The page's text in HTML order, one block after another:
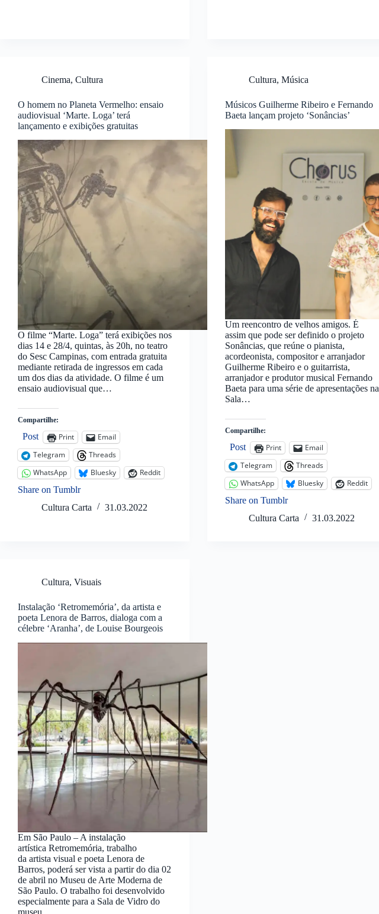
Cinema, Cultura
O homem no Planeta Vermelho: ensaio
audiovisual ‘Marte. Loga’ terá
lançamento e exibições gratuitas
O filme “Marte. Loga” terá exibições nos
dias 14 e 28/4, quintas, às 20h, no teatro
do Sesc Campinas, com entrada gratuita
mediante retirada de ingressos em cada
um dos dias da atividade. O filme é um
ensaio audiovisual que…
Compartilhe:
Post Print
Email
Telegram
Threads
WhatsApp
Bluesky
Reddit
Share on Tumblr
Cultura Carta
31.03.2022
Cultura,Música
Músicos Guilherme Ribeiro e Fernando
Baeta lançam projeto ‘Sonâncias’
Um reencontro de velhos amigos. É
assim que pode ser definido o projeto
Sonâncias, que reúne o pianista,
acordeonista, compositor e arranjador
Guilherme Ribeiro e o guitarrista,
arranjador e produtor musical Fernando
Baeta para uma série de apresentações na
Sala…
Compartilhe:
Post Print
Email
Telegram
Threads
WhatsApp
Bluesky
Reddit
Share on Tumblr
Cultura Carta
31.03.2022
Cultura, Visuais
Instalação ‘Retromemória’, da artista e
poeta Lenora de Barros, dialoga com a
célebre ‘Aranha’, de Louise Bourgeois
Em São Paulo – A instalação
artística Retromemória, trabalho
da artista visual e poeta Lenora de
Barros, poderá ser vista a partir do dia 02
de abril no Museu de Arte Moderna de
São Paulo. O trabalho foi desenvolvido
especialmente para a Sala de Vidro do
museu…